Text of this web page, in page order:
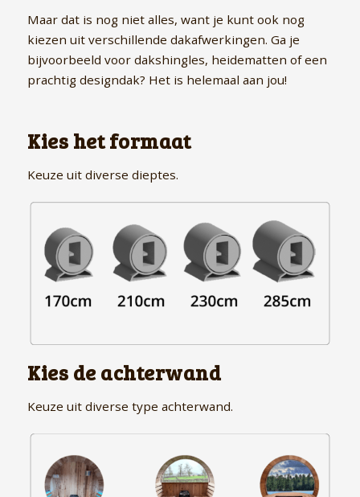
Maar dat is nog niet alles, want je kunt ook nog
kiezen uit verschillende dakafwerkingen. Ga je
bijvoorbeeld voor dakshingles, heidematten of een
prachtig designdak? Het is helemaal aan jou!
Kies het formaat
Keuze uit diverse dieptes.
Kies de achterwand
Keuze uit diverse type achterwand.